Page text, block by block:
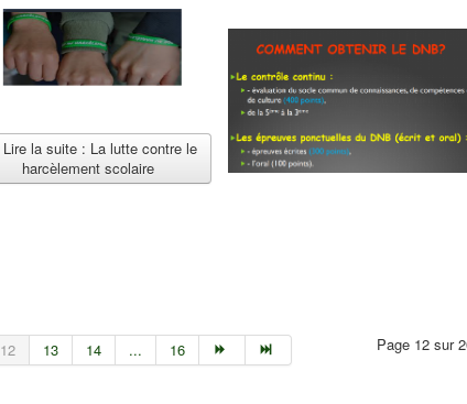
Lire la suite : La lutte contre le
harcèlement scolaire
Page 12 sur
12 13 14 ... 16